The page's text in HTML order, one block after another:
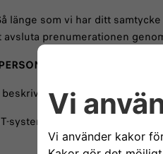
länge som vi har ditt
prenumerationen
enligt ovan under
system som agerar på vårt